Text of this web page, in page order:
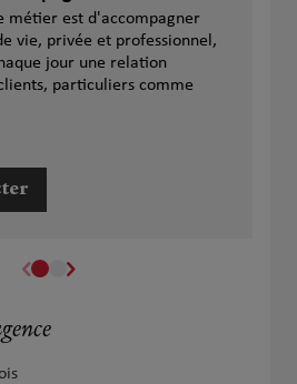
métier est d'accompagner
vie, privée et professionnel,
jour une relation
particuliers comme